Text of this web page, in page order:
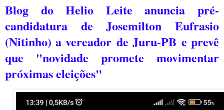
Blog do Helio Leite anuncia pré-
candidatura de Josemilton Eufrasio
(Nitinho) a vereador de Juru-PB e prevê
que "novidade promete movimentar
próximas eleições"